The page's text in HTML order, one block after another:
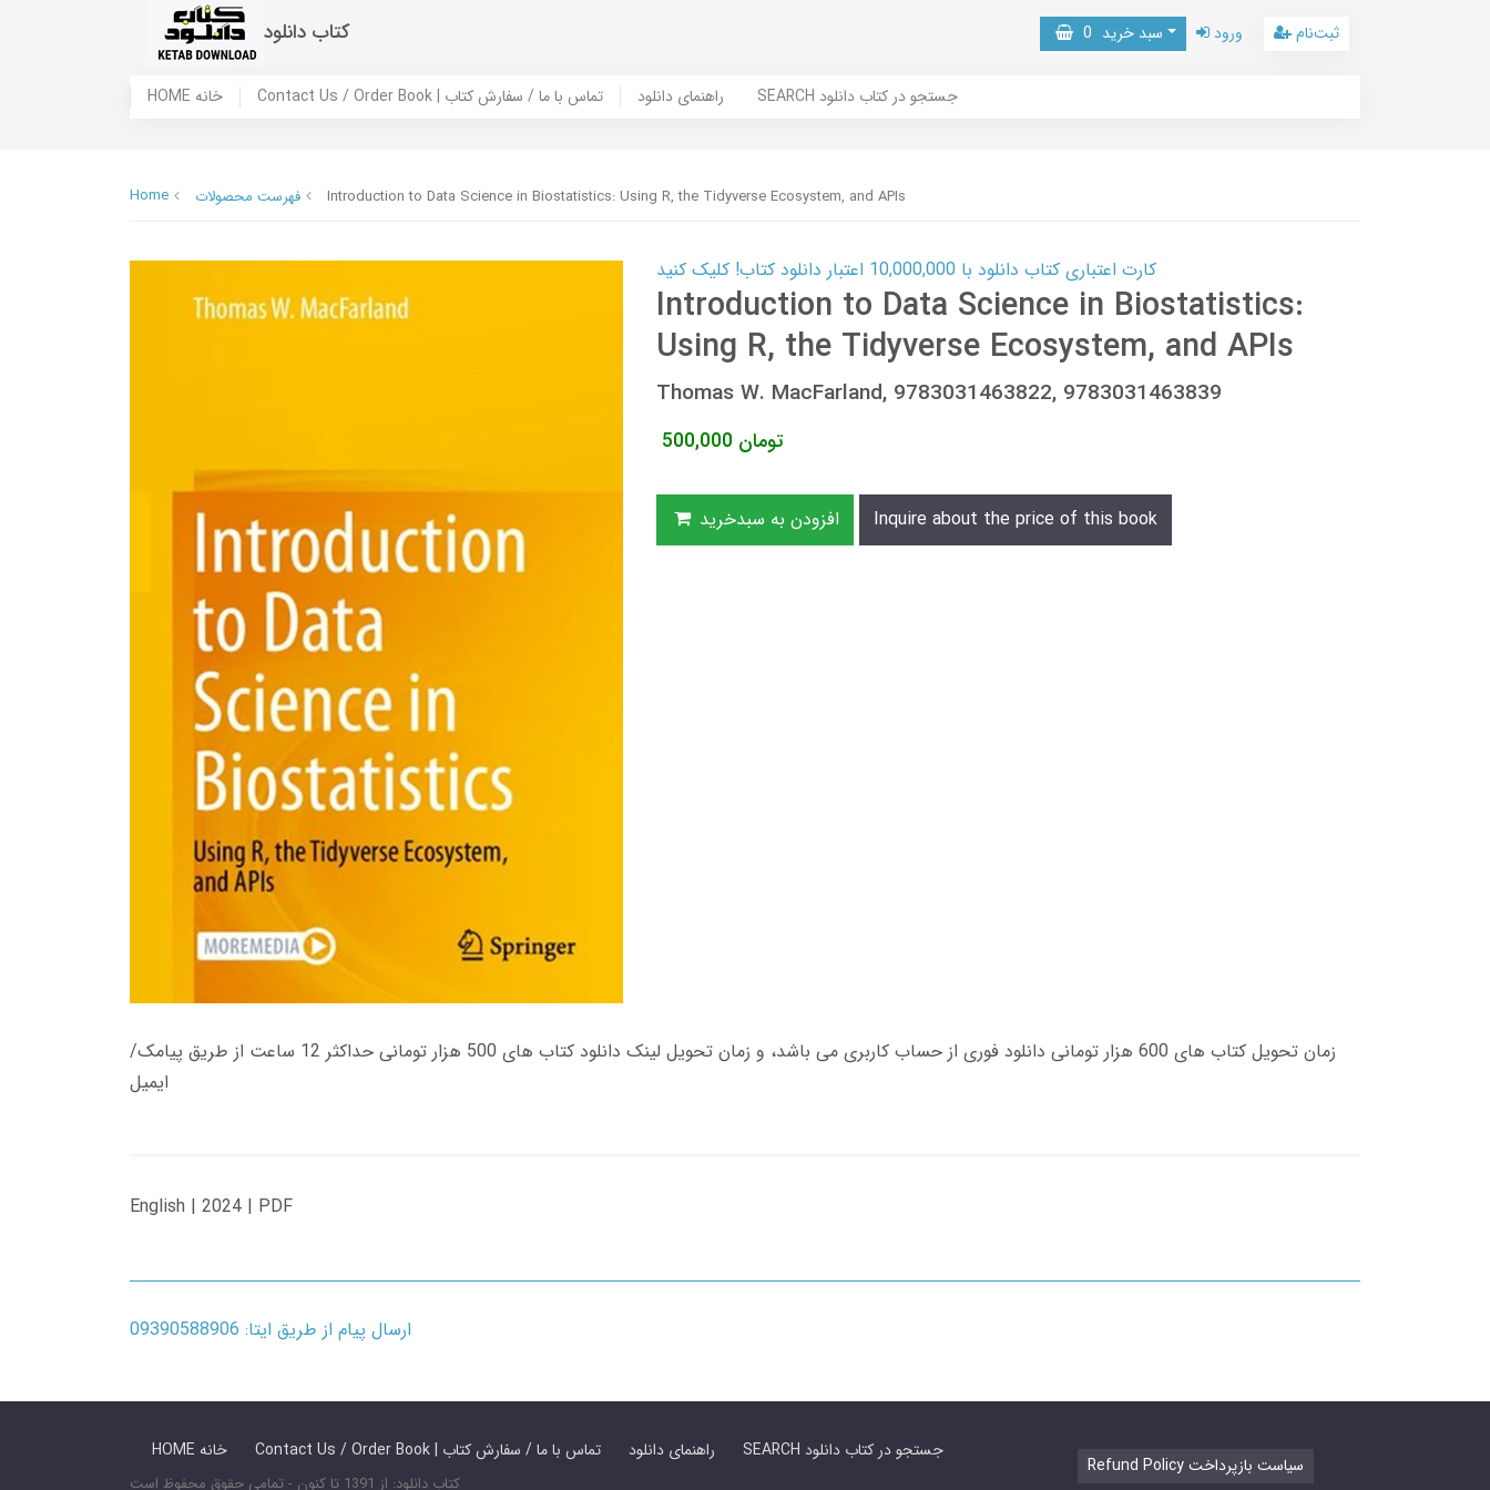
کتاب دانلود سبد خرید 0 ورود ثبت‌نام
HOME خانه Contact Us / Order Book | تماس با ما / سفارش کتاب راهنمای دانلود SEARCH جستجو در کتاب دانلود
Home فهرست محصولات Introduction to Data Science in Biostatistics: Using R, the Tidyverse Ecosystem, and APIs
کارت اعتباری کتاب دانلود با 10,000,000 اعتبار دانلود کتاب! کلیک کنید
Introduction to Data Science in Biostatistics:
Using R, the Tidyverse Ecosystem, and APIs
Thomas W. MacFarland, 9783031463822, 9783031463839
500,000 تومان
افزودن به سبدخرید Inquire about the price of this book
زمان تحویل کتاب های 600 هزار تومانی دانلود فوری از حساب کاربری می باشد، و زمان تحویل لینک دانلود کتاب های 500 هزار تومانی حداکثر 12 ساعت از طریق پیامک/
ایمیل
English | 2024 | PDF
ارسال پیام از طریق ایتا: 09390588906
HOME خانه Contact Us / Order Book | تماس با ما / سفارش کتاب راهنمای دانلود SEARCH جستجو در کتاب دانلود
کتاب دانلود: از 1391 تا کنون - تمامی حقوق محفوظ است
Refund Policy سیاست بازپرداخت